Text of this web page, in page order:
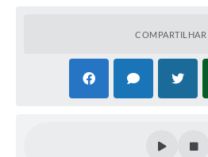
COMPARTILHAR